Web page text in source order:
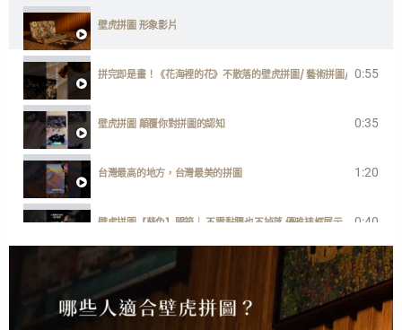
壁虎拼圖 形象影片
拼完即是畫！《花海裡的花》不散落的壁虎拼圖/ 藝術拼圖/ 台灣製
0:55
壁虎拼圖 顛覆你對拼圖的認知 0:35
台灣最高的地方，台灣最美的拼圖 1:20
壁虎拼圖【葵兔】開箱｜ 不需黏膠也不掉落 優雅裱框展示 0:40
一分鐘開箱【歡迎回家】快樂小狗勾 1:00
GECKO POWER PUZZLE ENGLISH DEMONSTRATION 2:38